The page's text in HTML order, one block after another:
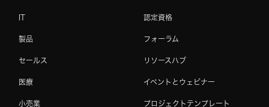
IT
製品
セールス
医療
小売業
認定資格
フォーラム
リソースハブ
イベントとウェビナー
プロジェクトテンプレート